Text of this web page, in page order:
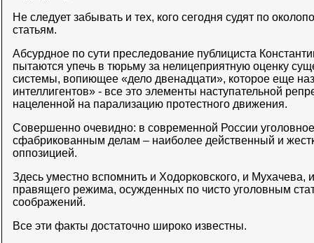
Не следует забывать и тех, кого сегодня судят по
статьям.
Абсурдное по сути преследование публициста
пытаются упечь в тюрьму за нелицеприятную оценку
системы, вопиющее «дело двенадцати», которое еще
интеллигентов» - все это элементы наступательной
нацеленной на парализацию протестного движения.
Совершенно очевидно: в современной России
сфабрикованным делам – наиболее действенный и
оппозицией.
Здесь уместно вспомнить и Ходорковского, и Мухачева,
правящего режима, осужденных по чисто уголовным
соображений.
Все эти факты достаточно широко известны.